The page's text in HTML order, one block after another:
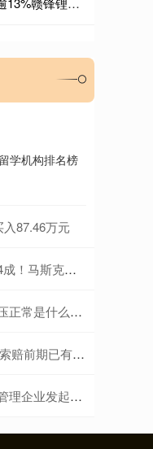
学机构排名榜
87.46万元
，为天价薪酬拉票
是什么原因？
桥信息索赔案继续推进
内开展投资活动的私募投资基金